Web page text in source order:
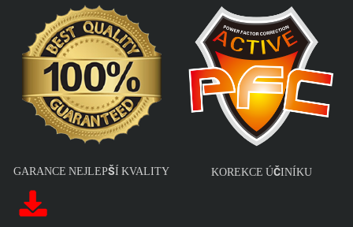
GARANCE NEJLEPŠÍ KVALITY KOREKCE ÚČINÍKU